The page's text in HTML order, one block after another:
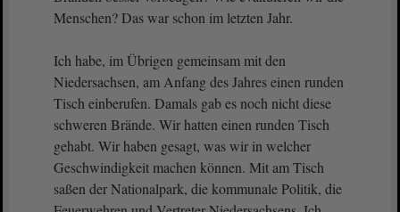
Menschen? Das war schon im letzten Jahr.
Ich habe, im Übrigen gemeinsam mit den
Niedersachsen, am Anfang des Jahres einen runden
Tisch einberufen. Damals gab es noch nicht diese
schweren Brände. Wir hatten einen runden Tisch
gehabt. Wir haben gesagt, was wir in welcher
Geschwindigkeit machen können. Mit am Tisch
saßen der Nationalpark, die kommunale Politik, die